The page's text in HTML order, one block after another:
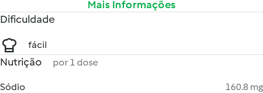
Mais Informações
Dificuldade
fácil
Nutrição por 1 dose
Sódio
160.8 mg